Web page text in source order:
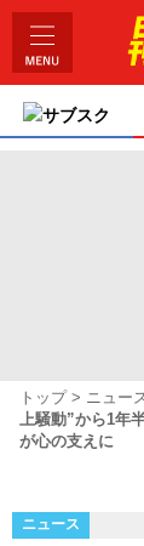
サブスク
トップ ニュー
上騒動”から1年
が心の支えに
ニュース